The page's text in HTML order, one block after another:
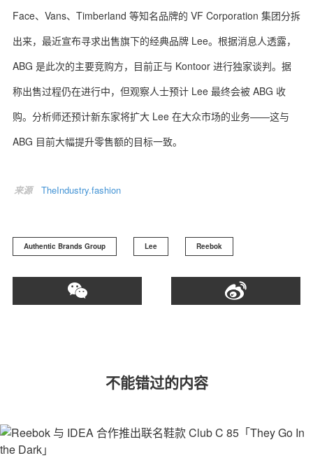
Face、Vans、Timberland 等知名品牌的 VF Corporation 集团分拆
出来，最近宣布寻求出售旗下的经典品牌 Lee。根据消息人透露，
ABG 是此次的主要竞购方，目前正与 Kontoor 进行独家谈判。据
称出售过程仍在进行中，但观察人士预计 Lee 最终会被 ABG 收
购。分析师还预计新东家将扩大 Lee 在大众市场的业务——这与
ABG 目前大幅提升零售额的目标一致。
来源 TheIndustry.fashion
Authentic Brands Group Lee Reebok
不能错过的内容